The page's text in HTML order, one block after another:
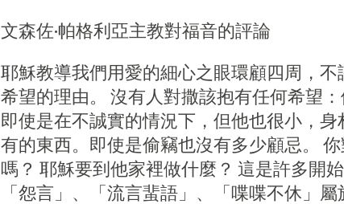
文森佐·帕格利亞主教對福音的評論
耶穌教導我們用愛的細心之眼環顧四周，
希望的理由。 沒有人對撒該抱有任何希望
即使是在不誠實的情況下，但他也很小，
有的東西。即使是偷竊也沒有多少顧忌。
嗎？ 耶穌要到他家裡做什麼？ 這是許多開
「怨言」、「流言蜚語」、「喋喋不休」